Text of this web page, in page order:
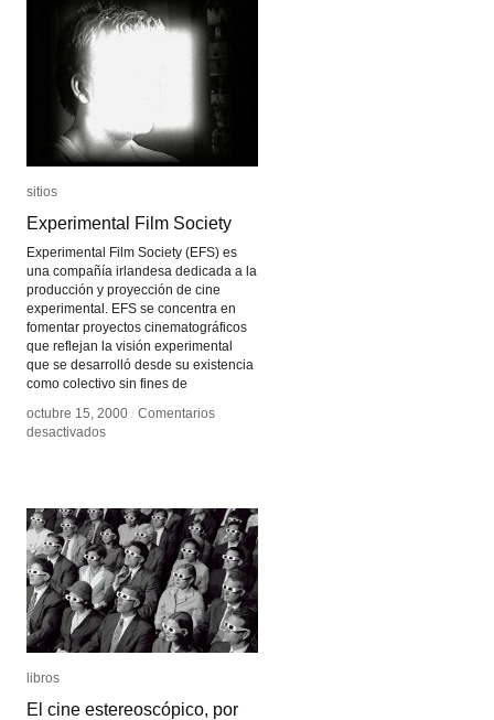
sitios
Experimental Film Society
Experimental Film Society (EFS) es
una compañía irlandesa dedicada a la
producción y proyección de cine
experimental. EFS se concentra en
fomentar proyectos cinematográficos
que reflejan la visión experimental
que se desarrolló desde su existencia
como colectivo sin fines de
octubre 15, 2000 / Comentarios
desactivadosen
sitios
Experimental Film Society
octubre 15, 2000 / Comentarios
desactivadosen
libros
El cine estereoscópico, por
libros
El cine estereoscópico, por